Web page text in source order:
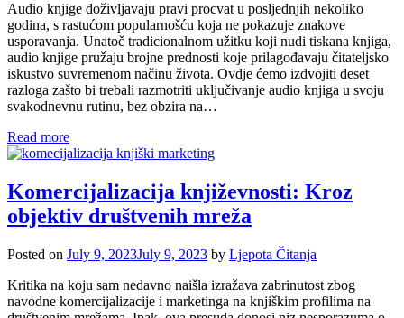
Audio knjige doživljavaju pravi procvat u posljednjih nekoliko
godina, s rastućom popularnošću koja ne pokazuje znakove
usporavanja. Unatoč tradicionalnom užitku koji nudi tiskana knjiga,
audio knjige pružaju brojne prednosti koje prilagođavaju čitateljsko
iskustvo suvremenom načinu života. Ovdje ćemo izdvojiti deset
razloga zašto bi trebali razmotriti uključivanje audio knjiga u svoju
svakodnevnu rutinu, bez obzira na…
Read more
Komercijalizacija književnosti: Kroz
objektiv društvenih mreža
Posted on July 9, 2023July 9, 2023 by Ljepota Čitanja
Kritika na koju sam nedavno naišla izražava zabrinutost zbog
navodne komercijalizacije i marketinga na knjiškim profilima na